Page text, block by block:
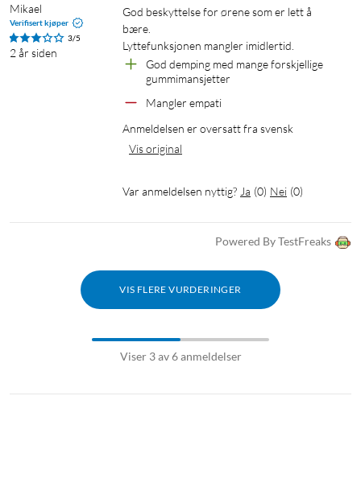
Mikael
Verifisert kjøper
3/5
2 år siden
God beskyttelse for ørene som er lett å
bære.
Lyttefunksjonen mangler imidlertid.
God demping med mange forskjellige
gummimansjetter
Mangler empati
Anmeldelsen er oversatt fra svensk
Vis original
Var anmeldelsen nyttig? Ja (0) Nei (0)
Powered By TestFreaks
VIS FLERE VURDERINGER
Viser 3 av 6 anmeldelser